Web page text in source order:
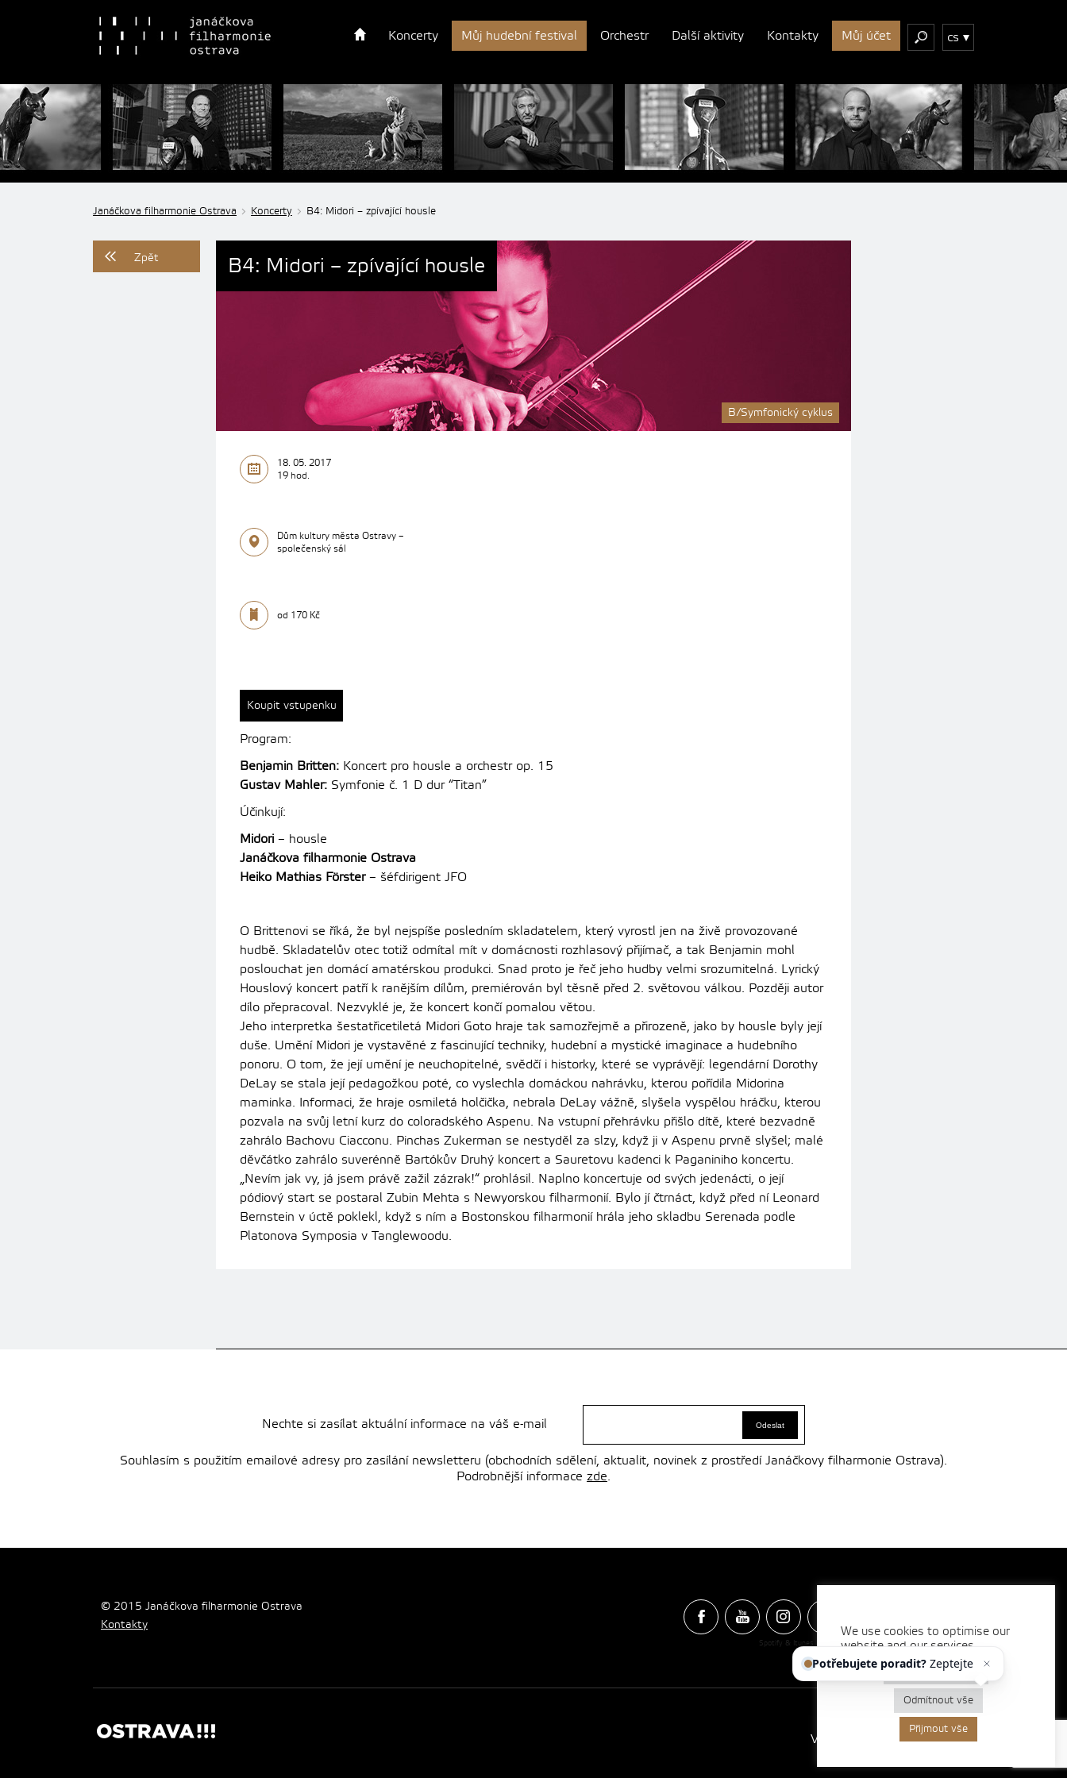
Koncerty Můj hudební festival Orchestr Další aktivity Kontakty Můj účet cs
Janáčkova filharmonie Ostrava Koncerty B4: Midori – zpívající housle
Zpět
B/Symfonický cyklus
B4: Midori – zpívající housle
18. 05. 2017
19 hod.
Dům kultury města Ostravy –
společenský sál
od 170 Kč
Koupit vstupenku
Program:
Benjamin Britten: Koncert pro housle a orchestr op. 15
Gustav Mahler: Symfonie č. 1 D dur “Titan”
Účinkují:
Midori – housle
Janáčkova filharmonie Ostrava
Heiko Mathias Förster– šéfdirigent JFO
O Brittenovi se říká, že byl nejspíše posledním skladatelem, který vyrostl jen na živě provozované
hudbě. Skladatelův otec totiž odmítal mít v domácnosti rozhlasový přijímač, a tak Benjamin mohl
poslouchat jen domácí amatérskou produkci. Snad proto je řeč jeho hudby velmi srozumitelná. Lyrický
Houslový koncert patří k ranějším dílům, premiérován byl těsně před 2. světovou válkou. Později autor
dílo přepracoval. Nezvyklé je, že koncert končí pomalou větou.
Jeho interpretka šestatřicetiletá Midori Goto hraje tak samozřejmě a přirozeně, jako by housle byly její
duše. Umění Midori je vystavěné z fascinující techniky, hudební a mystické imaginace a hudebního
ponoru. O tom, že její umění je neuchopitelné, svědčí i historky, které se vyprávějí: legendární Dorothy
DeLay se stala její pedagožkou poté, co vyslechla domáckou nahrávku, kterou pořídila Midorina
maminka. Informaci, že hraje osmiletá holčička, nebrala DeLay vážně, slyšela vyspělou hráčku, kterou
pozvala na svůj letní kurz do coloradského Aspenu. Na vstupní přehrávku přišlo dítě, které bezvadně
zahrálo Bachovu Ciacconu. Pinchas Zukerman se nestyděl za slzy, když ji v Aspenu prvně slyšel; malé
děvčátko zahrálo suverénně Bartókův Druhý koncert a Sauretovu kadenci k Paganiniho koncertu.
„Nevím jak vy, já jsem právě zažil zázrak!“ prohlásil. Naplno koncertuje od svých jedenácti, o její
pódiový start se postaral Zubin Mehta s Newyorskou filharmonií. Bylo jí čtrnáct, když před ní Leonard
Bernstein v úctě poklekl, když s ním a Bostonskou filharmonií hrála jeho skladbu Serenada podle
Platonova Symposia v Tanglewoodu.
Nechte si zasílat aktuální informace na váš e-mail
Souhlasím s použitím emailové adresy pro zasílání newsletteru (obchodních sdělení, aktualit, novinek z prostředí Janáčkovy filharmonie Ostrava).
Podrobnější informace zde.
© 2015 Janáčkova filharmonie Ostrava
Kontakty
Spotify & Itunes Icons made byFreepikfrom www.flaticon.com
Vytvořilo
We use cookies to optimise our
website and our services.
Nastavení cookies
Odmítnout vše
Přijmout vše
Potřebujete poradit?Zeptejte
se našeho asistenta